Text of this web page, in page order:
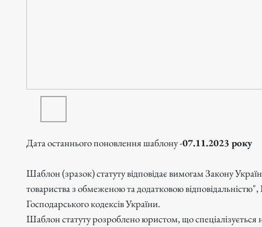
Дата останнього поновлення шаблону -07.11.2023 року
Шаблон (зразок) статуту відповідає вимогам Закону
товариства з обмеженою та додатковою відповідальністю",
Господарського кодексів України.
Шаблон статуту розроблено юристом, що спеціалізується